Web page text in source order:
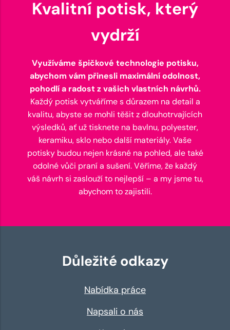
Kvalitní potisk, který
vydrží
Využíváme špičkové technologie potisku,
abychom vám přinesli maximální odolnost,
pohodlí a radost z vašich vlastních návrhů.
Každý potisk vytváříme s důrazem na detail a
kvalitu, abyste se mohli těšit z dlouhotrvajících
výsledků, ať už tisknete na bavlnu, polyester,
keramiku, sklo nebo další materiály. Vaše
potisky budou nejen krásné na pohled, ale také
odolné vůči praní a sušení. Věříme, že každý
váš návrh si zaslouží to nejlepší – a my jsme tu,
abychom to zajistili.
Důležité odkazy
Nabídka práce
Napsali o nás